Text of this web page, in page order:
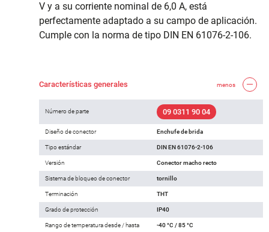
V y a su corriente nominal de 6,0 A, está
perfectamente adaptado a su campo de aplicación.
Cumple con la norma de tipo DIN EN 61076-2-106.
Características generales menos
Número de parte 09 0311 90 04
Diseño de conector Enchufe de brida
Tipo estándar DIN EN 61076-2-106
Versión Conector macho recto
Sistema de bloqueo de conector tornillo
Terminación THT
Grado de protección IP40
Rango de temperatura desde / hasta -40 °C / 85 °C